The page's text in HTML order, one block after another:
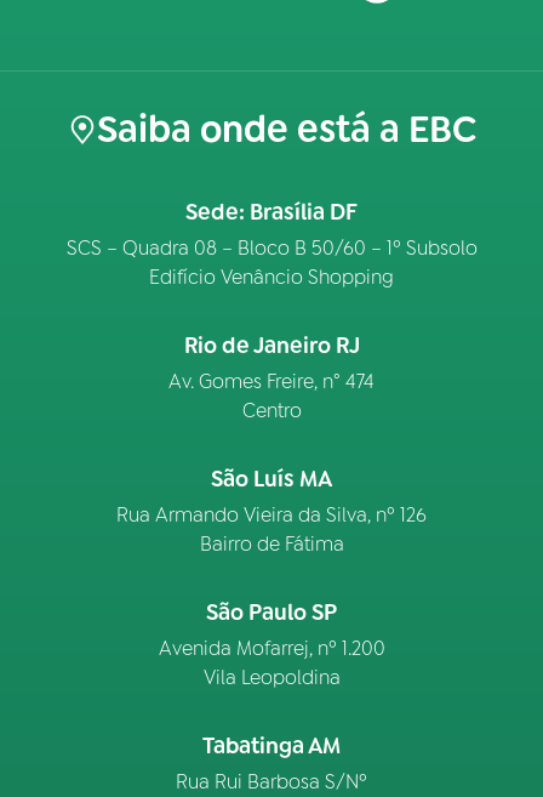
Saiba onde está a EBC
Sede: Brasília DF
SCS – Quadra 08 – Bloco B 50/60 – 1º Subsolo
Edifício Venâncio Shopping
Rio de Janeiro RJ
Av. Gomes Freire, n° 474
Centro
São Luís MA
Rua Armando Vieira da Silva, nº 126
Bairro de Fátima
São Paulo SP
Avenida Mofarrej, nº 1.200
Vila Leopoldina
Tabatinga AM
Rua Rui Barbosa S/Nº